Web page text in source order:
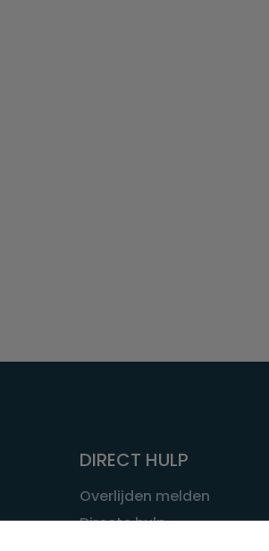
DIRECT HULP
Overlijden melden
Directe hulp